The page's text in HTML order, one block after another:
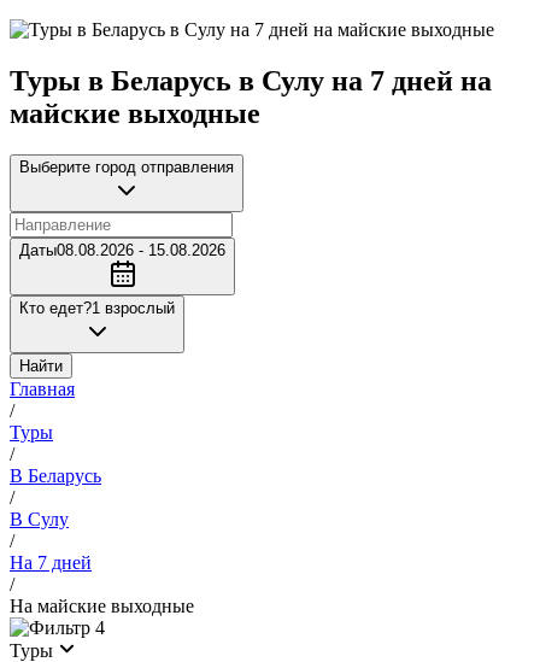
Туры в Беларусь в Сулу на 7 дней на
майские выходные
Выберите город отправления
Даты08.08.2026 - 15.08.2026
Кто едет?1 взрослый
Найти
Главная
/
Туры
/
В Беларусь
/
В Сулу
/
На 7 дней
/
На майские выходные
4
Туры